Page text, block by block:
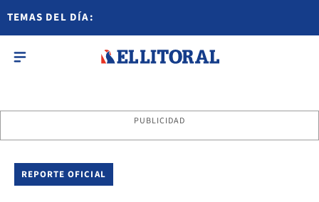
TEMAS DEL DÍA:
PUBLICIDAD
REPORTE OFICIAL